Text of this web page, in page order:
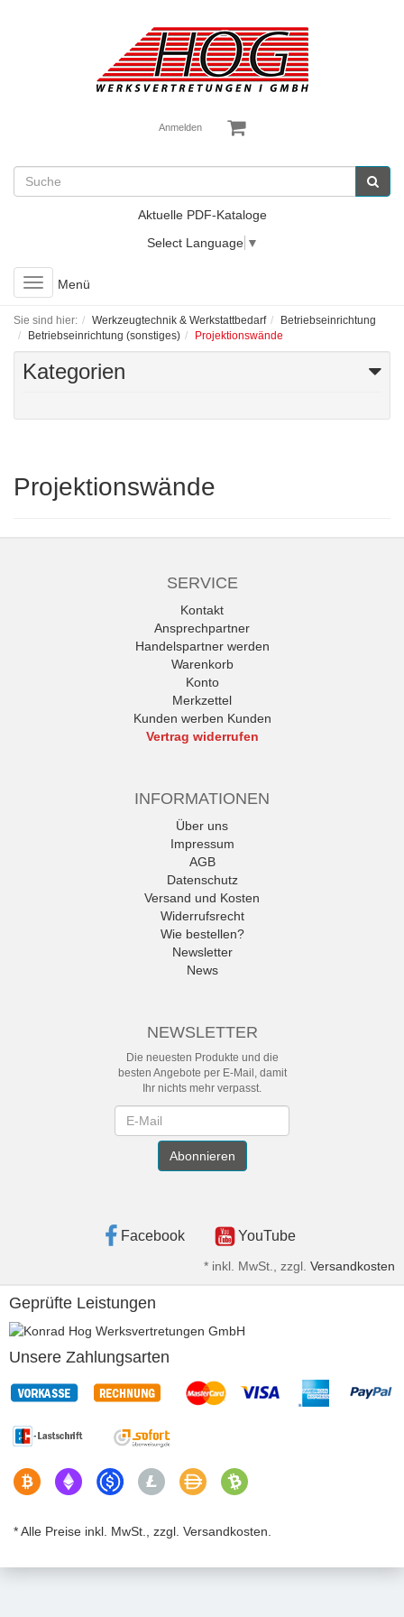
Anmelden
Aktuelle PDF-Kataloge
Select Language ▼
Toggle
navigation
Menü
Sie sind hier: Werkzeugtechnik & Werkstattbedarf
Betriebseinrichtung
Betriebseinrichtung (sonstiges)
Projektionswände
Kategorien
Projektionswände
SERVICE
Kontakt
Ansprechpartner
Handelspartner werden
Warenkorb
Konto
Merkzettel
Kunden werben Kunden
Vertrag widerrufen
INFORMATIONEN
Über uns
Impressum
AGB
Datenschutz
Versand und Kosten
Widerrufsrecht
Wie bestellen?
Newsletter
News
NEWSLETTER
Die neuesten Produkte und die
besten Angebote per E-Mail, damit
Ihr nichts mehr verpasst.
Abonnieren
Facebook YouTube
* inkl. MwSt., zzgl. Versandkosten
Geprüfte Leistungen
Unsere Zahlungsarten
* Alle Preise inkl. MwSt., zzgl. Versandkosten.